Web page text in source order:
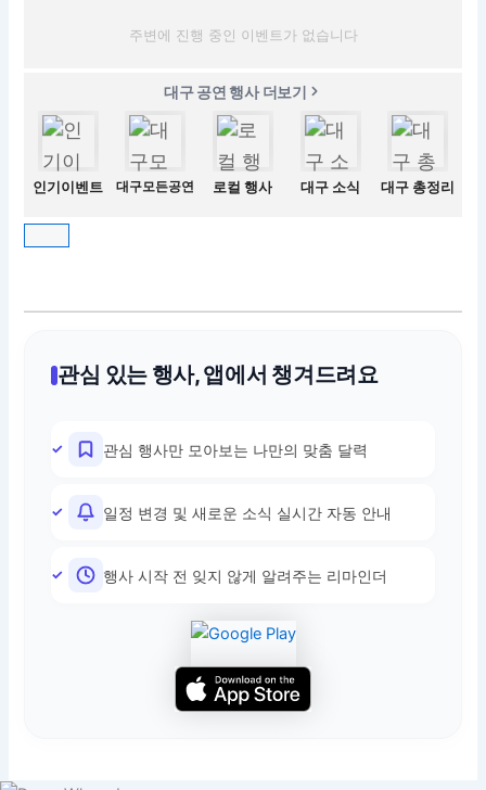
주변에 진행 중인 이벤트가 없습니다
대구 공연 행사 더보기
인기이벤트 대구모든공연 로컬 행사 대구 소식 대구 총정리
관심 있는 행사, 앱에서 챙겨드려요
관심 행사만 모아보는 나만의 맞춤 달력
일정 변경 및 새로운 소식 실시간 자동 안내
행사 시작 전 잊지 않게 알려주는 리마인더